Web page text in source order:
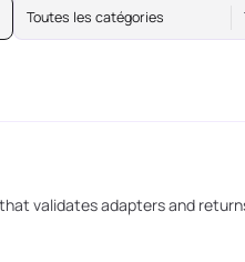
Toutes les catégories
validates adapters and